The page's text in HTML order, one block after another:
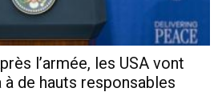
l’armée, les USA vont
de hauts responsables